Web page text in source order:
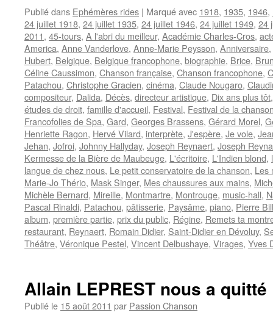
Publié dans Ephémères rides | Marqué avec 1918, 1935, 1946,
24 juillet 1918, 24 juillet 1935, 24 juillet 1946, 24 juillet 1949, 24
2011, 45-tours, A l'abri du meilleur, Académie Charles-Cros,
America, Anne Vanderlove, Anne-Marie Peysson, Anniversaire,
Hubert, Belgique, Belgique francophone, biographie, Brice,
Céline Caussimon, Chanson française, Chanson francophone,
Patachou, Christophe Gracien, cinéma, Claude Nougaro,
compositeur, Dalida, Décès, directeur artistique, Dix ans plus tôt
études de droit, famille d'accueil, Festival, Festival de la
Francofolies de Spa, Gard, Georges Brassens, Gérard Morel,
Henriette Ragon, Hervé Vilard, interprète, J'espère, Je vole,
Jehan, Jofroi, Johnny Hallyday, Joseph Reynaert, Joseph
Kermesse de la Bière de Maubeuge, L'écritoire, L'Indien blond,
langue de chez nous, Le petit conservatoire de la chanson, Les
Marie-Jo Thério, Mask Singer, Mes chaussures aux mains,
Michèle Bernard, Mireille, Montmartre, Montrouge, music-hall,
Pascal Rinaldi, Patachou, pâtisserie, Paysâme, piano, Pierre
album, première partie, prix du public, Régine, Remets ta
restaurant, Reynaert, Romain Didier, Saint-Didier en Dévoluy,
Théâtre, Véronique Pestel, Vincent Delbushaye, Virages, Yves
Allain LEPREST nous a quitté
Publié le 15 août 2011 par Passion Chanson